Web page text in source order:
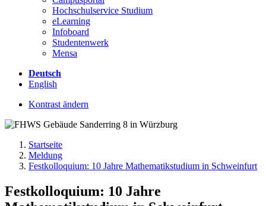
Hochschulservice Studium
eLearning
Infoboard
Studentenwerk
Mensa
Deutsch
English
Kontrast ändern
Startseite
Meldung
Festkolloquium: 10 Jahre Mathematikstudium in Schweinfurt
Festkolloquium: 10 Jahre